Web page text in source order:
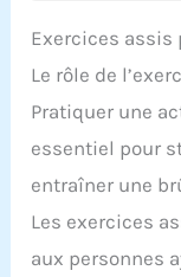
Exercices assis
Le rôle de
Pratiquer une
essentiel pour
entraîner une
Les exercices
aux personnes